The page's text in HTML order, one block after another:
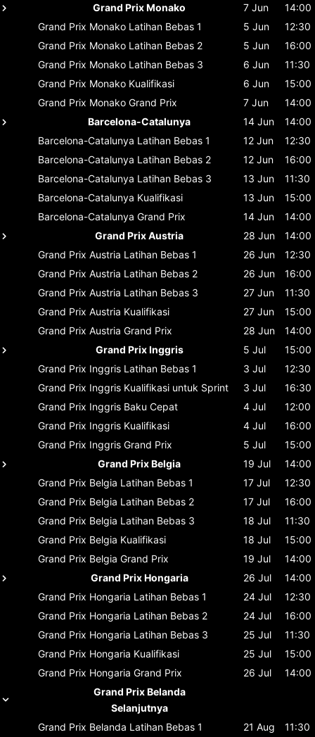
Grand Prix Monako
7 Jun
14:00
Grand Prix Monako Latihan Bebas 1 5 Jun
12:30
Grand Prix Monako Latihan Bebas 2 5 Jun
16:00
Grand Prix Monako Latihan Bebas 3 6 Jun
11:30
Grand Prix Monako Kualifikasi 6 Jun
15:00
Grand Prix Monako Grand Prix 7 Jun
14:00
Barcelona-Catalunya
14 Jun
14:00
Barcelona-Catalunya Latihan Bebas 1 12 Jun
12:30
Barcelona-Catalunya Latihan Bebas 2 12 Jun
16:00
Barcelona-Catalunya Latihan Bebas 3 13 Jun
11:30
Barcelona-Catalunya Kualifikasi 13 Jun
15:00
Barcelona-Catalunya Grand Prix 14 Jun
14:00
Grand Prix Austria
28 Jun
14:00
Grand Prix Austria Latihan Bebas 1 26 Jun
12:30
Grand Prix Austria Latihan Bebas 2 26 Jun
16:00
Grand Prix Austria Latihan Bebas 3 27 Jun
11:30
Grand Prix Austria Kualifikasi 27 Jun
15:00
Grand Prix Austria Grand Prix 28 Jun
14:00
Grand Prix Inggris
5 Jul
15:00
Grand Prix Inggris Latihan Bebas 1 3 Jul
12:30
Grand Prix Inggris Kualifikasi untuk Sprint 3 Jul
16:30
Grand Prix Inggris Baku Cepat 4 Jul
12:00
Grand Prix Inggris Kualifikasi 4 Jul
16:00
Grand Prix Inggris Grand Prix 5 Jul
15:00
Grand Prix Belgia
19 Jul
14:00
Grand Prix Belgia Latihan Bebas 1 17 Jul
12:30
Grand Prix Belgia Latihan Bebas 2 17 Jul
16:00
Grand Prix Belgia Latihan Bebas 3 18 Jul
11:30
Grand Prix Belgia Kualifikasi 18 Jul
15:00
Grand Prix Belgia Grand Prix 19 Jul
14:00
Grand Prix Hongaria
26 Jul
14:00
Grand Prix Hongaria Latihan Bebas 1 24 Jul
12:30
Grand Prix Hongaria Latihan Bebas 2 24 Jul
16:00
Grand Prix Hongaria Latihan Bebas 3 25 Jul
11:30
Grand Prix Hongaria Kualifikasi 25 Jul
15:00
Grand Prix Hongaria Grand Prix 26 Jul
14:00
Grand Prix Belanda
Selanjutnya
Grand Prix Belanda Latihan Bebas 1 21 Aug
11:30